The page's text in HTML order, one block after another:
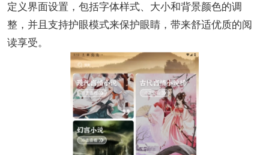
定义界面设置，包括字体样式、大小和背景颜色的调
整，并且支持护眼模式来保护眼睛，带来舒适优质的阅
读享受。